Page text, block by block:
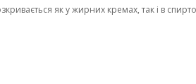
як у жирних кремах, так і в